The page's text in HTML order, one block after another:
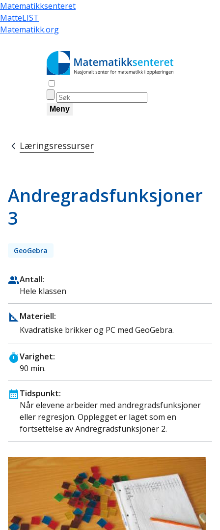
Hopp
til
hovedinnhold
Matematikksenteret
MatteLIST
Matematikk.org
Meny
Navigasjonssti
Læringsressurser
Andregradsfunksjoner
3
GeoGebra
Antall:
Hele klassen
Materiell:
Kvadratiske brikker og PC med GeoGebra.
Varighet:
90 min.
Tidspunkt:
Når elevene arbeider med andregradsfunksjoner
eller regresjon. Opplegget er laget som en
fortsettelse av Andregradsfunksjoner 2.